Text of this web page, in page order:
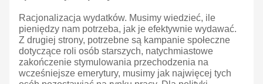
Racjonalizacja wydatków. Musimy wiedzieć, ile
pieniędzy nam potrzeba, jak je efektywnie wydawać.
Z drugiej strony, potrzebne są kampanie społeczne
dotyczące roli osób starszych, natychmiastowe
zakończenie stymulowania przechodzenia na
wcześniejsze emerytury, musimy jak najwięcej tych